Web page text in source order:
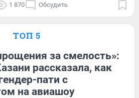
1 870 Обсудить
ТОП 5
за смелость»:
рассказала, как
пати с
на авиашоу